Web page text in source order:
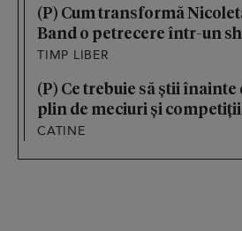
(P) Cum transformă
Band o petrecere într-un
TIMP LIBER
(P) Ce trebuie să știi înainte
plin de meciuri și
CATINE